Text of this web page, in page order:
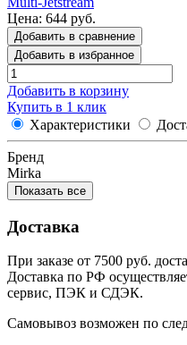
Цена: 644 руб.
Добавить в сравнение
Добавить в избранное
Добавить в корзину
Купить в 1 клик
Характеристики
Бренд
Mirka
Показать все
Доставка
При заказе от 7500 руб.
Доставка по РФ
сервис, ПЭК и СДЭК.
Самовывоз возможен по